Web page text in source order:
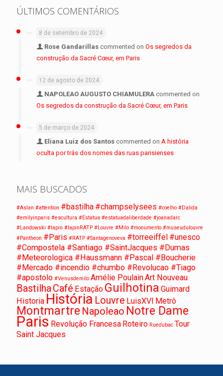
ÚLTIMOS COMENTÁRIOS
8 de setembro de 2024
Rose Gandarillas commented on Os segredos da
construção da Sacré Cœur, em Paris
12 de agosto de 2024
NAPOLEAO AUGUSTO CHIAMULERA commented on
Os segredos da construção da Sacré Cœur, em Paris
5 de março de 2024
Eliana Luiz dos Santos commented on A história
oculta por trás dos nomes das ruas parisienses
MAIS BUSCADOS
#Aslan #attention #bastilha #champselysees #coelho #Dalida
#emilyinparis #escultura #Estatua #estatuadaliberdade #joanadarc
#Landowski #lapin #lapinRATP #Louvre #Milo #monumento #museudulouvre
#Pantheon #Paris #RATP #Santagenoveva #torreeiffel #unesco
#Compostela #Santiago #SaintJacques #Dumas
#Meteorologica #Haussmann #Pascal #Boucherie
#Mercado #incendio #chumbo #Revolucao #Tiago
#apostolo #Venusdemilo Amélie PoulainArt Nouveau
BastilhaCafé Estação Guilhotina Guimard
Historia História Louvre LuisXVI Metrô
Montmartre Napoleao Notre Dame
Paris Revolução Francesa Roteiro Ruedubac Tour
Saint Jacques